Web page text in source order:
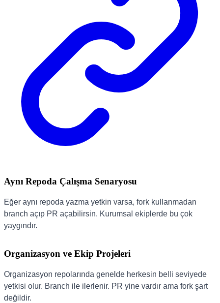
Aynı Repoda Çalışma Senaryosu
Eğer aynı repoda yazma yetkin varsa, fork kullanmadan
branch açıp PR açabilirsin. Kurumsal ekiplerde bu çok
yaygındır.
Organizasyon ve Ekip Projeleri
Organizasyon repolarında genelde herkesin belli seviyede
yetkisi olur. Branch ile ilerlenir. PR yine vardır ama fork şart
değildir.